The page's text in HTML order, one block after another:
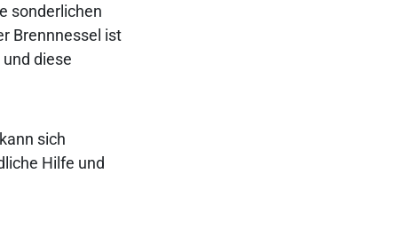
sonderlichen
Brennnessel ist
diese
sich
Hilfe und